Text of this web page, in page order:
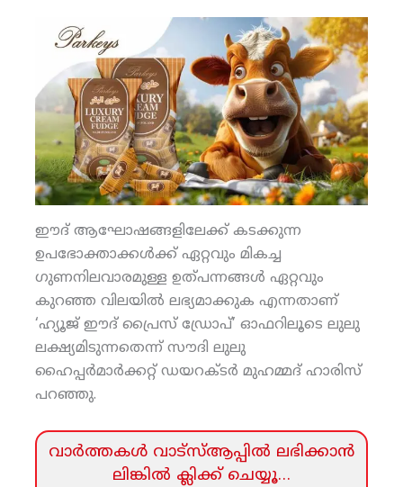
ഈദ് ആഘോഷങ്ങളിലേക്ക് കടക്കുന്ന
ഉപഭോക്താക്കള്‍ക്ക് ഏറ്റവും മികച്ച
ഗുണനിലവാരമുള്ള ഉത്പന്നങ്ങള്‍ ഏറ്റവും
കുറഞ്ഞ വിലയില്‍ ലഭ്യമാക്കുക എന്നതാണ്
‘ഹ്യൂജ് ഈദ് പ്രൈസ് ഡ്രോപ്’ ഓഫറിലൂടെ ലുലു
ലക്ഷ്യമിടുന്നതെന്ന് സൗദി ലുലു
ഹൈപ്പര്‍മാര്‍ക്കറ്റ് ഡയറക്ടര്‍ മുഹമ്മദ് ഹാരിസ്
പറഞ്ഞു.
വാര്‍ത്തകള്‍ വാട്‌സ്‌ആപ്പില്‍ ലഭിക്കാന്‍
ലിങ്കില്‍ ക്ലിക്ക്‌ ചെയ്യൂ…